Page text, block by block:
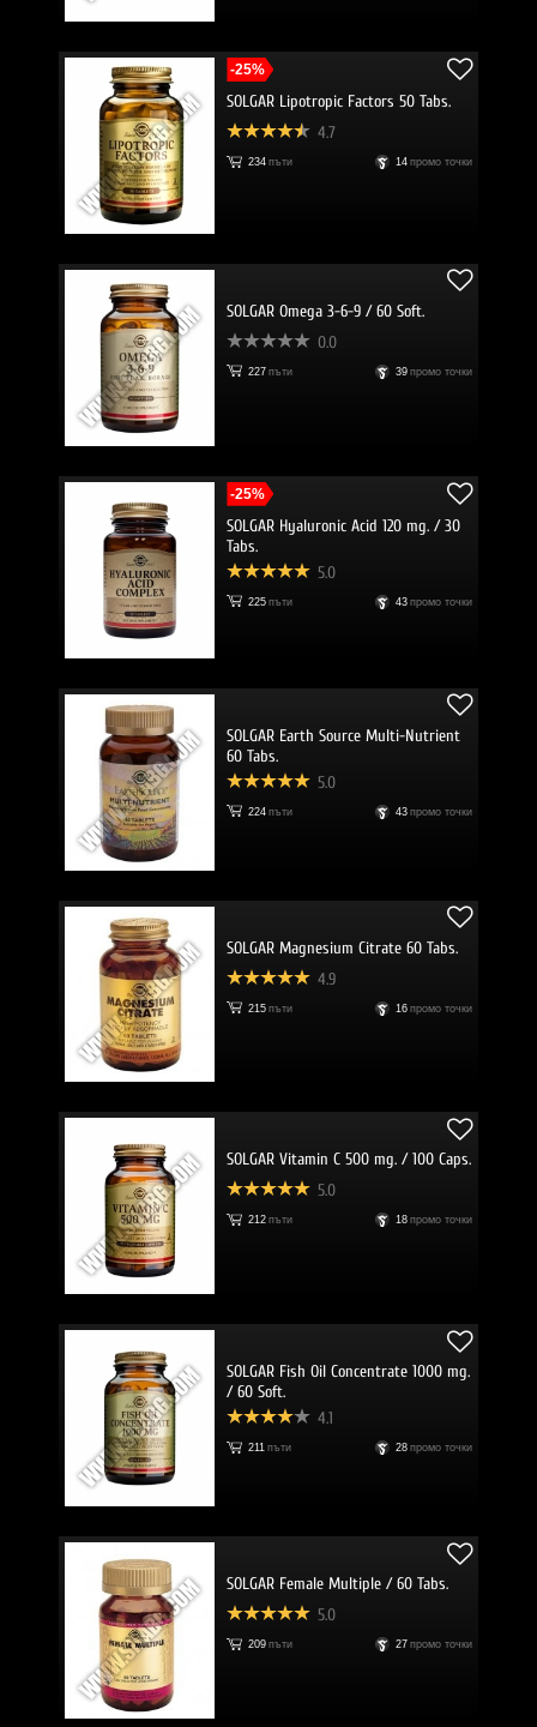
-25%
SOLGAR Lipotropic Factors 50 Tabs.
4.7
234 пъти 14 промо точки
SOLGAR Omega 3-6-9 / 60 Soft.
0.0
227 пъти 39 промо точки
-25%
SOLGAR Hyaluronic Acid 120 mg. / 30
Tabs.
5.0
225 пъти 43 промо точки
SOLGAR Earth Source Multi-Nutrient
60 Tabs.
5.0
224 пъти 43 промо точки
SOLGAR Magnesium Citrate 60 Tabs.
4.9
215 пъти 16 промо точки
SOLGAR Vitamin C 500 mg. / 100 Caps.
5.0
212 пъти 18 промо точки
SOLGAR Fish Oil Concentrate 1000 mg.
/ 60 Soft.
4.1
211 пъти 28 промо точки
SOLGAR Female Multiple / 60 Tabs.
5.0
209 пъти 27 промо точки